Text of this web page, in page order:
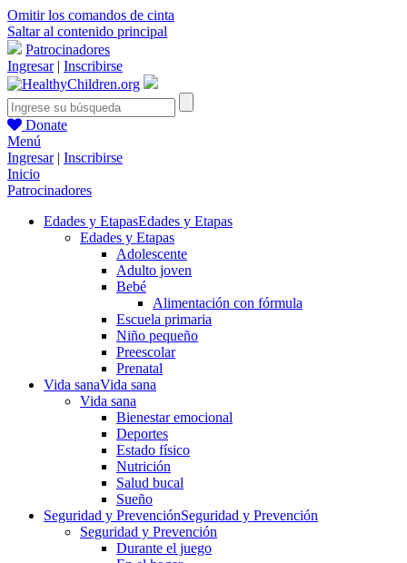
Omitir los comandos de cinta
Saltar al contenido principal
Patrocinadores
Ingresar| Inscribirse
Donate
Menú
Ingresar| Inscribirse
Inicio
Patrocinadores
Edades y EtapasEdades y Etapas
Edades y Etapas
Adolescente
Adulto joven
Bebé
Alimentación con fórmula
Escuela primaria
Niño pequeño
Preescolar
Prenatal
Vida sanaVida sana
Vida sana
Bienestar emocional
Deportes
Estado físico
Nutrición
Salud bucal
Sueño
Seguridad y PrevenciónSeguridad y Prevención
Seguridad y Prevención
Durante el juego